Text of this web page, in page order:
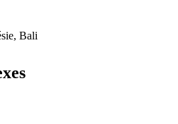
Bali